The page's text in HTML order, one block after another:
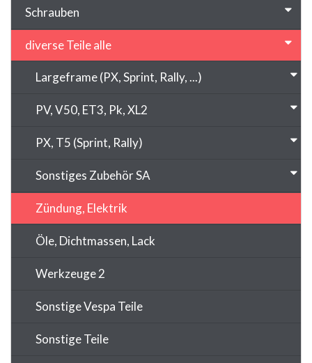
Schrauben
diverse Teile alle
Largeframe (PX, Sprint, Rally, ...)
PV, V50, ET3, Pk, XL2
PX, T5 (Sprint, Rally)
Sonstiges Zubehör SA
Zündung, Elektrik
Öle, Dichtmassen, Lack
Werkzeuge 2
Sonstige Vespa Teile
Sonstige Teile